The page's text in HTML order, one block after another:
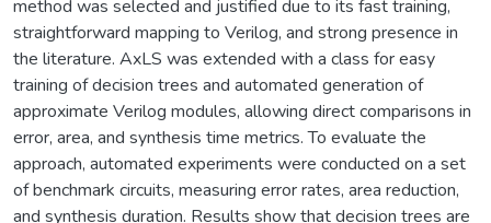
method was selected and justified due to its fast training,
straightforward mapping to Verilog, and strong presence in
the literature. AxLS was extended with a class for easy
training of decision trees and automated generation of
approximate Verilog modules, allowing direct comparisons in
error, area, and synthesis time metrics. To evaluate the
approach, automated experiments were conducted on a set
of benchmark circuits, measuring error rates, area reduction,
and synthesis duration. Results show that decision trees are